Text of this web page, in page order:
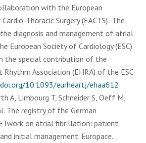
with the European
Thoracic Surgery (EACTS): The
diagnosis and management of atrial
European Society of Cardiology (ESC)
the special contribution of the
Rhythm Association (EHRA) of the ESC
10.1093/eurheartj/ehaa612
A, Limbourg T, Schneider S, Oeff M,
The registry of the German
on atrial fibrillation: patient
initial management. Europace.